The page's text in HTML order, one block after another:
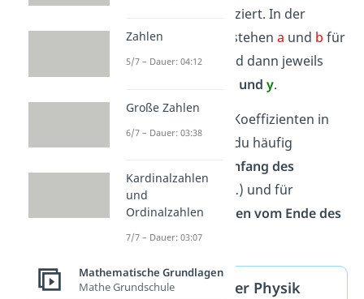
multipliziert. In der
zweiten Gleichung stehen a und b für
feste Zahlen. Sie sind dann jeweils
und y.
Für Koeffizienten in
Mathe verwendest du häufig
Buchstaben vom Anfang des
Alphabets
(a, b, c, …) und für
VariablenBuchstaben vom Endedes
Alphabets(x, y, z).
Koeffizient in der Physik
Zahlen
5/7 – Dauer: 04:12
Große Zahlen
6/7 – Dauer: 03:38
Kardinalzahlen
und
Ordinalzahlen
7/7 – Dauer: 03:07
Mathematische Grundlagen
Mathe Grundschule